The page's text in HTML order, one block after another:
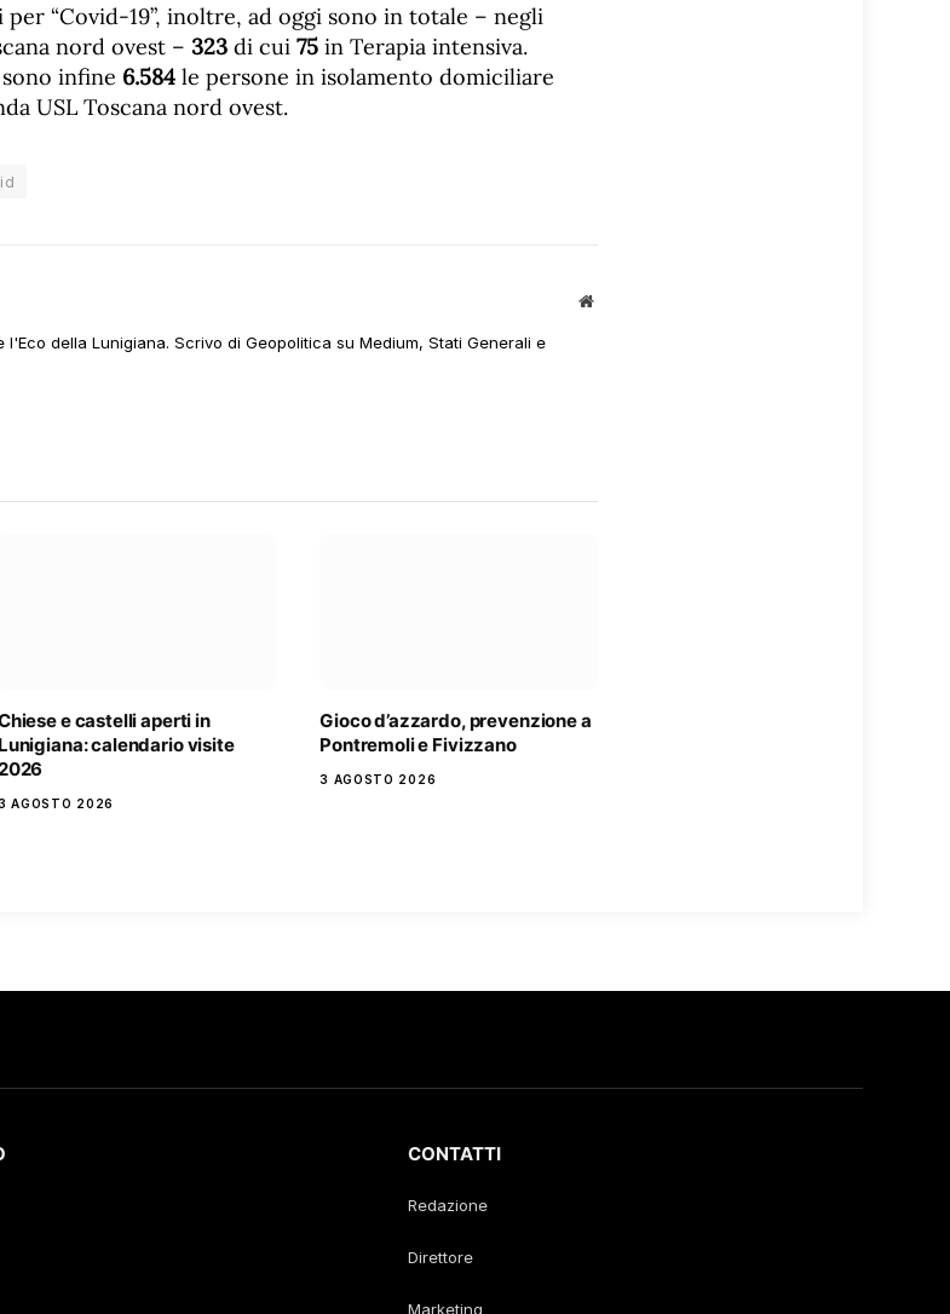
“Covid-19”, inoltre, ad oggi sono in totale – negli
nord ovest – 323 di cui 75 in Terapia intensiva.
infine 6.584 le persone in isolamento domiciliare
USL Toscana nord ovest.
Sito
della Lunigiana. Scrivo di Geopolitica su Medium, Stati Generali e
e castelli aperti in
Lunigiana: calendario visite
AGOSTO 2026
Gioco d’azzardo, prevenzione a
Pontremoli e Fivizzano
3 AGOSTO 2026
CONTATTI
Redazione
Direttore
Marketing